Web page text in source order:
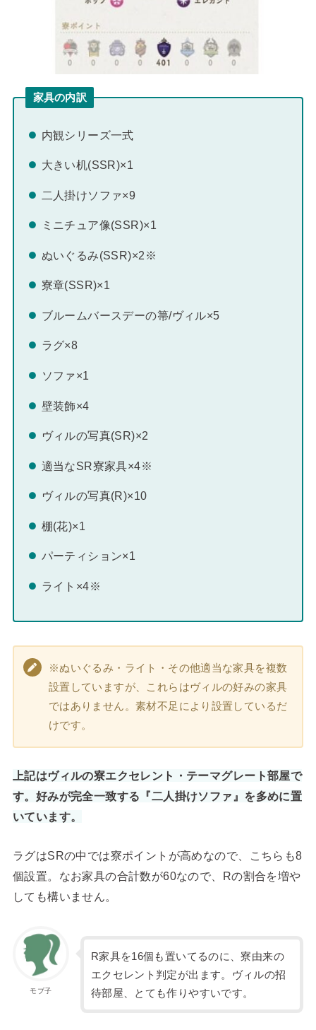
家具の内訳
内観シリーズ一式
大きい机(SSR)×1
二人掛けソファ×9
ミニチュア像(SSR)×1
ぬいぐるみ(SSR)×2※
寮章(SSR)×1
ブルームバースデーの箒/ヴィル×5
ラグ×8
ソファ×1
壁装飾×4
ヴィルの写真(SR)×2
適当なSR寮家具×4※
ヴィルの写真(R)×10
棚(花)×1
パーティション×1
ライト×4※
※ぬいぐるみ・ライト・その他適当な家具を複数
設置していますが、これらはヴィルの好みの家具
ではありません。素材不足により設置しているだ
けです。
上記はヴィルの寮エクセレント・テーマグレート部屋で
す。好みが完全一致する『二人掛けソファ』を多めに置
いています。
ラグはSRの中では寮ポイントが高めなので、こちらも8
個設置。なお家具の合計数が60なので、Rの割合を増や
しても構いません。
モブ子
R家具を16個も置いてるのに、寮由来の
エクセレント判定が出ます。ヴィルの招
待部屋、とても作りやすいです。